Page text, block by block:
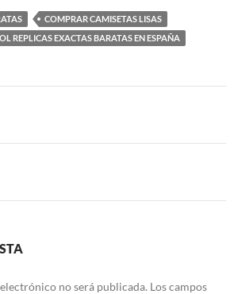
COMPRAR CAMISETAS LISAS
REPLICAS EXACTAS BARATAS EN ESPAÑA
no será publicada. Los campos